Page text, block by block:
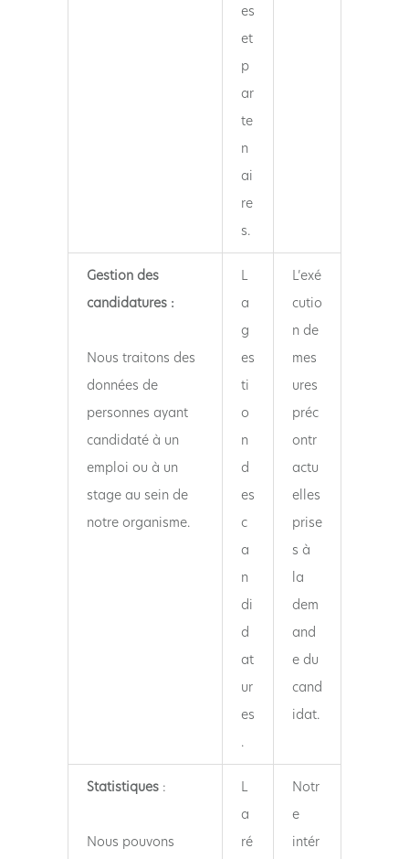
es
et
p
ar
te
n
ai
re
s.
Gestion des
candidatures :
Nous traitons des
données de
personnes ayant
candidaté à un
emploi ou à un
stage au sein de
notre organisme.
L
a
g
es
ti
o
n
d
es
c
a
n
di
d
at
ur
es
.
L’exé
cutio
n de
mes
ures
préc
ontr
actu
elles
prise
s à
la
dem
and
e du
cand
idat.
Statistiques :
Nous pouvons
L
a
ré
Notr
e
intér